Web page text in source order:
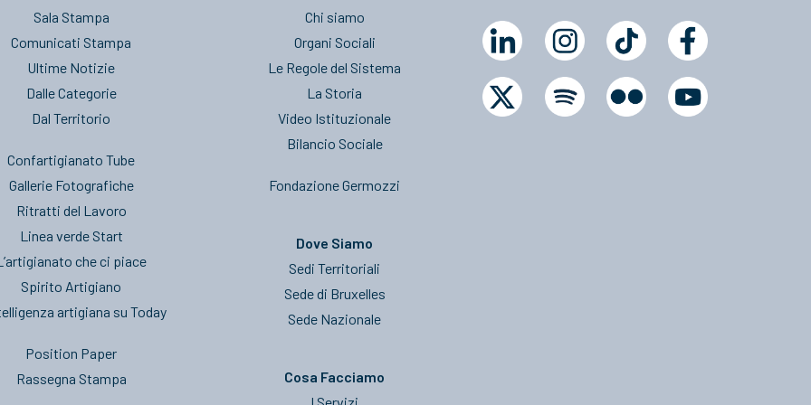
Sala Stampa
Comunicati Stampa
Ultime Notizie
Dalle Categorie
Dal Territorio
Confartigianato Tube
Gallerie Fotografiche
Ritratti del Lavoro
Linea verde Start
che ci piace
Spirito Artigiano
artigiana su Today
Position Paper
Rassegna Stampa
Chi siamo
Organi Sociali
Le Regole del Sistema
La Storia
Video Istituzionale
Bilancio Sociale
Fondazione Germozzi
Dove Siamo
Sedi Territoriali
Sede di Bruxelles
Sede Nazionale
Cosa Facciamo